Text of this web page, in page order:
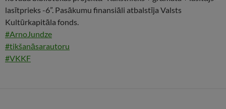
lasītprieks -6”. Pasākumu finansiāli atbalstīja Valsts
Kultūrkapitāla fonds.
#ArnoJundze
#tikšanāsarautoru
#VKKF